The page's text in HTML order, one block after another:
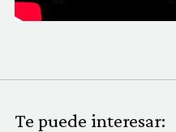
Te puede interesar: